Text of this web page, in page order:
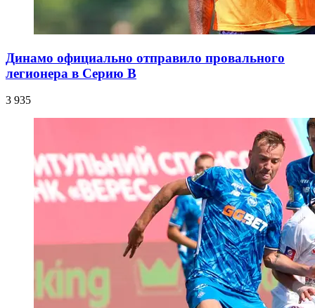
Динамо официально отправило провального
легионера в Серию В
3 935